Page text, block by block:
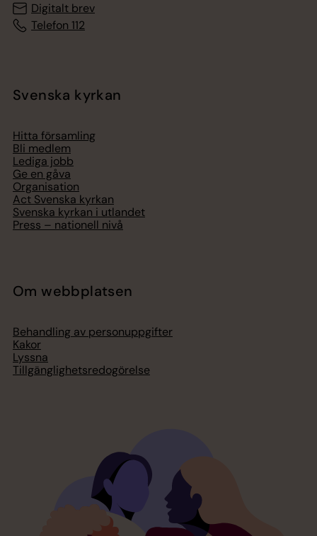
Digitalt brev
Telefon 112
Svenska kyrkan
Hitta församling
Bli medlem
Lediga jobb
Ge en gåva
Organisation
Act Svenska kyrkan
Svenska kyrkan i utlandet
Press – nationell nivå
Om webbplatsen
Behandling av personuppgifter
Kakor
Lyssna
Tillgänglighetsredogörelse